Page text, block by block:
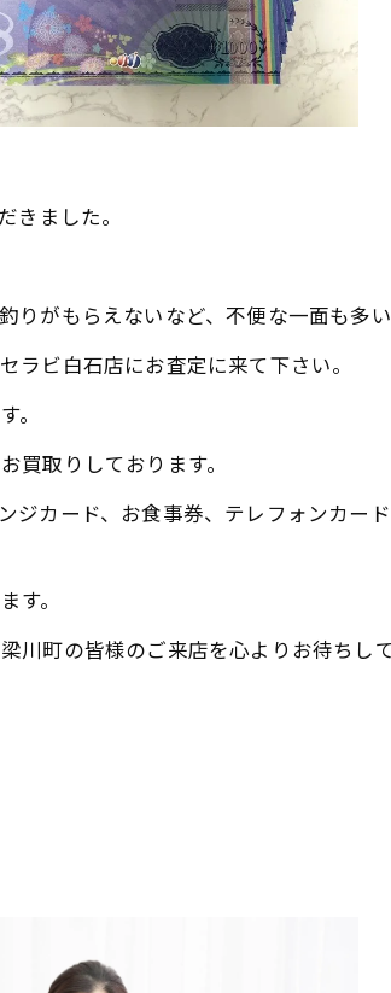
ました。
がもらえないなど、不便な一面も多い
ラビ白石店にお査定に来て下さい。
。
買取りしております。
カード、お食事券、テレフォンカー
す。
町の皆様のご来店を心よりお待ちして